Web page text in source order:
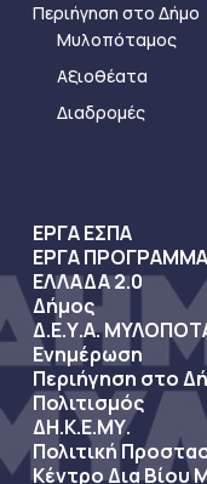
Περιήγηση στο Δήμο
Μυλοπόταμος
Αξιοθέατα
Διαδρομές
ΕΡΓΑ ΕΣΠΑ
ΕΡΓΑ
ΕΛΛΑΔΑ 2.0
Δήμος
Δ.Ε.Υ.Α.
Ενημέρωση
Περιήγηση στο
Πολιτισμός
ΔΗ.Κ.Ε.ΜΥ.
Πολιτική
Κέντρο Δια Βίου